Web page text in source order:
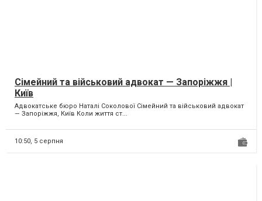
Сімейний та військовий адвокат — Запоріжжя |
Київ
Адвокатське бюро Наталі Соколової Сімейний та військовий адвокат
— Запоріжжя, Київ Коли життя ст...
10:50, 5 серпня